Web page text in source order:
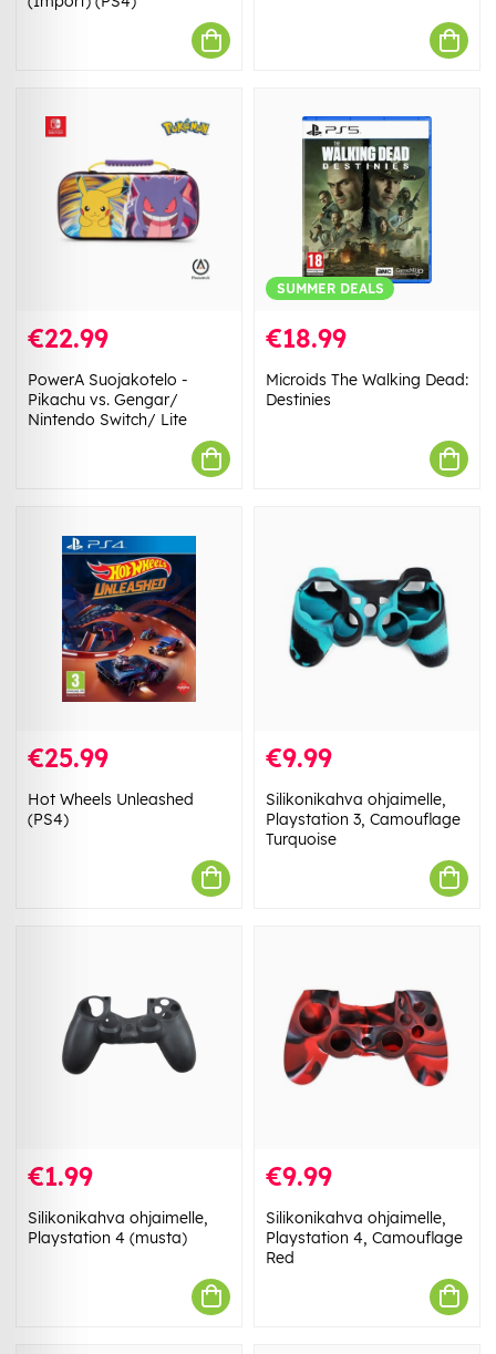
€22.99
PowerA Suojakotelo -
Pikachu vs. Gengar/
Nintendo Switch/ Lite
SUMMER DEALS
€18.99
Microids The Walking Dead:
Destinies
€25.99
Hot Wheels Unleashed
(PS4)
€9.99
Silikonikahva ohjaimelle,
Playstation 3, Camouflage
Turquoise
€1.99
Silikonikahva ohjaimelle,
Playstation 4 (musta)
€9.99
Silikonikahva ohjaimelle,
Playstation 4, Camouflage
Red